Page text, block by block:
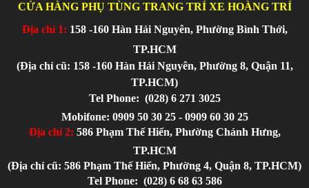
CỬA HÀNG PHỤ TÙNG TRANG TRÍ XE HOÀNG TRÍ
Địa chỉ 1: 158 -160 Hàn Hải Nguyên, Phường Bình Thới,
TP.HCM
(Địa chỉ cũ: 158 -160 Hàn Hải Nguyên, Phường 8, Quận 11,
TP.HCM)
Tel Phone: (028) 6 271 3025
Mobifone: 0909 50 30 25 - 0909 60 30 25
Địa chỉ 2: 586 Phạm Thế Hiển, Phường Chánh Hưng,
TP.HCM
(Địa chỉ cũ: 586 Phạm Thế Hiển, Phường 4, Quận 8, TP.HCM)
Tel Phone: (028) 6 68 63 586